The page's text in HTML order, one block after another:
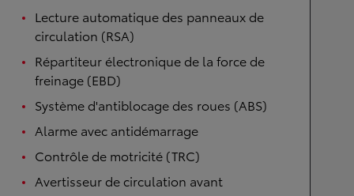
Lecture automatique des panneaux de
circulation (RSA)
Répartiteur électronique de la force de
freinage (EBD)
Système d'antiblocage des roues (ABS)
Alarme avec antidémarrage
Contrôle de motricité (TRC)
Avertisseur de circulation avant